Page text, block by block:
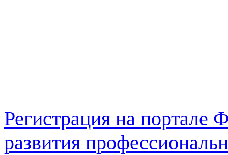
Регистрация на
развития